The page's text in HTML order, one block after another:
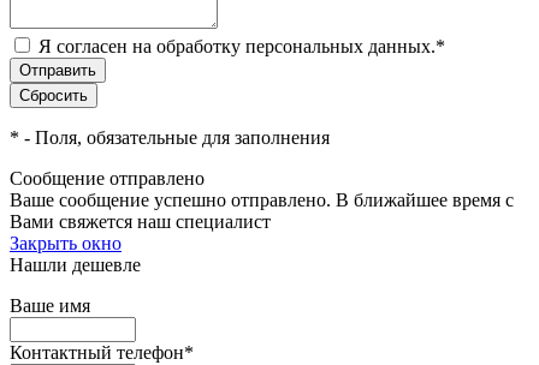
Я согласен на обработку персональных данных.*
* - Поля, обязательные для заполнения
Сообщение отправлено
Ваше сообщение успешно отправлено. В ближайшее время с
Вами свяжется наш специалист
Закрыть окно
Нашли дешевле
Ваше имя
Контактный телефон*